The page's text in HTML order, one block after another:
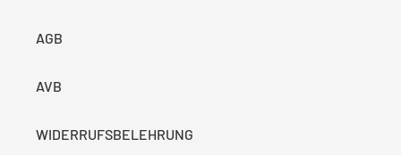
AGB
AVB
WIDERRUFSBELEHRUNG